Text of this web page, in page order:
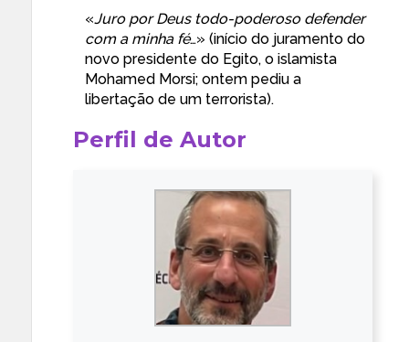
«Juro por Deus todo-poderoso defender
com a minha fé…» (início do juramentodo
novo presidente do Egito, o islamista
Mohamed Morsi; ontem pediu a
libertação de um terrorista).
Perfil de Autor